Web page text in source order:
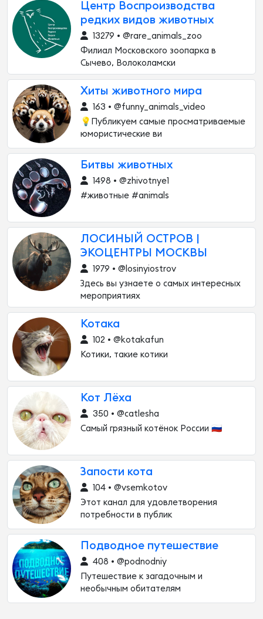
Центр Воспроизводства
редких видов животных
13279 • @rare_animals_zoo
Филиал Московского зоопарка в
Сычево, Волоколамски
Хиты животного мира
163 • @funny_animals_video
💡Публикуем самые просматриваемые
юмористические ви
Битвы животных
1498 • @zhivotnye1
#животные #animals
ЛОСИНЫЙ ОСТРОВ |
ЭКОЦЕНТРЫ МОСКВЫ
1979 • @losinyiostrov
Здесь вы узнаете о самых интересных
мероприятиях
Котака
102 • @kotakafun
Котики, такие котики
Кот Лёха
350 • @catlesha
Самый грязный котёнок России 🇷🇺
Запости кота
104 • @vsemkotov
Этот канал для удовлетворения
потребности в публик
Подводное путешествие
408 • @podnodniy
Путешествие к загадочным и
необычным обитателям